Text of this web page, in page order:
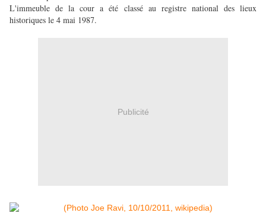
L'immeuble de la cour a été classé au registre national des lieux
historiques le 4 mai 1987.
Publicité